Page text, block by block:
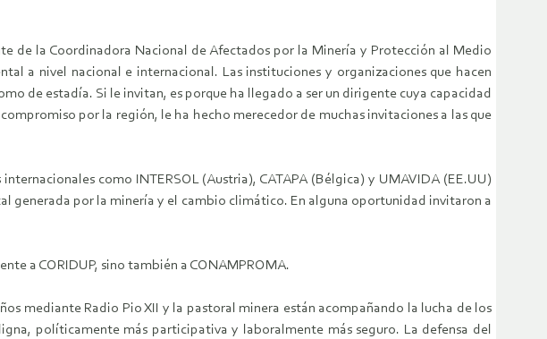
de la Coordinadora Nacional de Afectados por la Minería y Protección al Medio
a nivel nacional e internacional. Las instituciones y organizaciones que hacen
de estadía. Si le invitan, es porque ha llegado a ser un dirigente cuya capacidad
por la región, le ha hecho merecedor de muchas invitaciones a las que
como INTERSOL (Austria), CATAPA (Bélgica) y UMAVIDA (EE.UU)
generada por la minería y el cambio climático. En alguna oportunidad invitaron a
a CORIDUP, sino también a CONAMPROMA.
mediante Radio Pio XII y la pastoral minera están acompañando la lucha de los
políticamente más participativa y laboralmente más seguro. La defensa del